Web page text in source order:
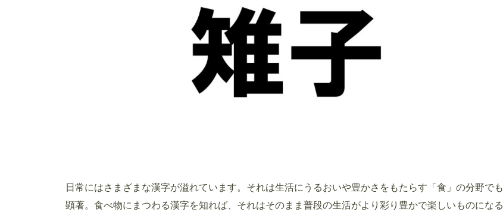
日常にはさまざまな漢字が溢れています。それは生活にうるおいや豊かさをもたらす「食」の分野でも
顕著。食べ物にまつわる漢字を知れば、それはそのまま普段の生活がより彩り豊かで楽しいものになる